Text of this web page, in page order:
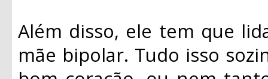
Além disso, ele tem que
mãe bipolar. Tudo isso